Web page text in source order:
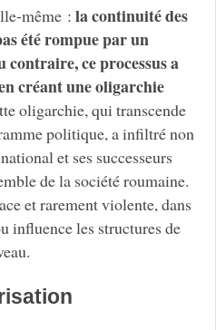
même : la continuité des
été rompue par un
contraire, ce processus a
créant une oligarchie
oligarchie, qui transcende
politique, a infiltré non
et ses successeurs
de la société roumaine.
et rarement violente, dans
influence les structures de